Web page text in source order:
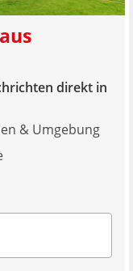
direkt in
& Umgebung